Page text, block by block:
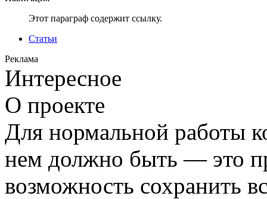
Этот параграф содержит ссылку.
Статьи
Реклама
Интересное
О проекте
Для нормальной работы
нем должно быть — это
возможность сохранить